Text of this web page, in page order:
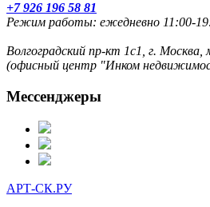
+7 926 196 58 81
Режим работы: ежедневно 11:00-
Волгоградский пр-кт 1с1, г.
(офисный центр "Инком
Мессенджеры
АРТ-СК.РУ